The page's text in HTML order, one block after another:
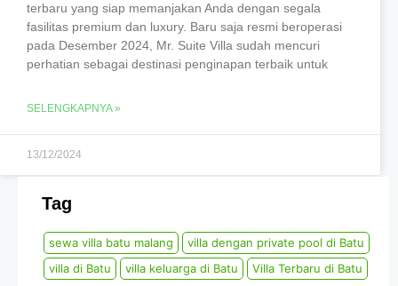
terbaru yang siap memanjakan Anda dengan segala
fasilitas premium dan luxury. Baru saja resmi beroperasi
pada Desember 2024, Mr. Suite Villa sudah mencuri
perhatian sebagai destinasi penginapan terbaik untuk
SELENGKAPNYA »
13/12/2024
Tag
sewa villa batu malang
villa dengan private pool di Batu
villa di Batu
villa keluarga di Batu Villa Terbaru di Batu